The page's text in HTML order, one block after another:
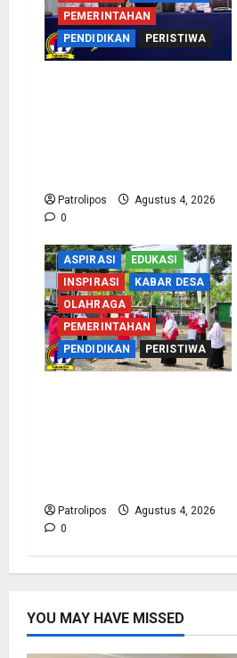
PEMERINTAHAN
PENDIDIKAN
PERISTIWA
Patrolipos
Agustus 4, 2026
0
ASPIRASI
EDUKASI
INSPIRASI
KABAR DESA
OLAHRAGA
PEMERINTAHAN
PENDIDIKAN
PERISTIWA
Patrolipos
Agustus 4, 2026
0
YOU MAY HAVE MISSED